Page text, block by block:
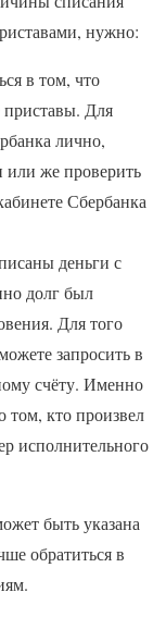
нужно:
в том, что
приставы. Для
лично,
или же проверить
Сбербанка
деньги с
долг был
Для того
запросить в
счёту. Именно
том, кто произвел
исполнительного
быть указана
обратиться в